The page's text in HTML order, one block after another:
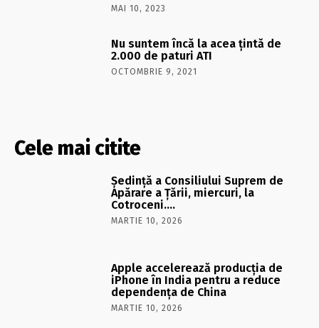
MAI 10, 2023
Nu suntem încă la acea ţintă de
2.000 de paturi ATI
OCTOMBRIE 9, 2021
Cele mai citite
Şedinţă a Consiliului Suprem de
Apărare a Ţării, miercuri, la
Cotroceni….
MARTIE 10, 2026
Apple accelerează producția de
iPhone în India pentru a reduce
dependența de China
MARTIE 10, 2026